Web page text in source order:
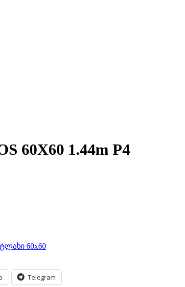
60X60 1.44m P4
60x60
Telegram